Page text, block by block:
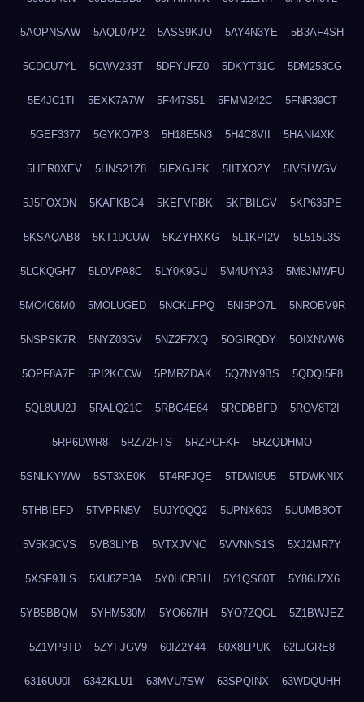
5AOPNSAW 5AQL07P2 5ASS9KJO 5AY4N3YE 5B3AF4SH
5CDCU7YL 5CWV233T 5DFYUFZ0 5DKYT31C 5DM253CG
5E4JC1TI 5EXK7A7W 5F447S51 5FMM242C 5FNR39CT
5GEF3377 5GYKO7P3 5H18E5N3 5H4C8VII 5HANI4XK
5HER0XEV 5HNS21Z8 5IFXGJFK 5IITXOZY 5IVSLWGV
5J5FOXDN 5KAFKBC4 5KEFVRBK 5KFBILGV 5KP635PE
5KSAQAB8 5KT1DCUW 5KZYHXKG 5L1KPI2V 5L515L3S
5LCKQGH7 5LOVPA8C 5LY0K9GU 5M4U4YA3 5M8JMWFU
5MC4C6M0 5MOLUGED 5NCKLFPQ 5NI5PO7L 5NROBV9R
5NSPSK7R 5NYZ03GV 5NZ2F7XQ 5OGIRQDY 5OIXNVW6
5OPF8A7F 5PI2KCCW 5PMRZDAK 5Q7NY9BS 5QDQI5F8
5QL8UU2J 5RALQ21C 5RBG4E64 5RCDBBFD 5ROV8T2I
5RP6DWR8 5RZ72FTS 5RZPCFKF 5RZQDHMO
5SNLKYWW 5ST3XE0K 5T4RFJQE 5TDWI9U5 5TDWKNIX
5THBIEFD 5TVPRN5V 5UJY0QQ2 5UPNX603 5UUMB8OT
5V5K9CVS 5VB3LIYB 5VTXJVNC 5VVNNS1S 5XJ2MR7Y
5XSF9JLS 5XU6ZP3A 5Y0HCRBH 5Y1QS60T 5Y86UZX6
5YB5BBQM 5YHM530M 5YO667IH 5YO7ZQGL 5Z1BWJEZ
5Z1VP9TD 5ZYFJGV9 60IZ2Y44 60X8LPUK 62LJGRE8
6316UU0I 634ZKLU1 63MVU7SW 63SPQINX 63WDQUHH